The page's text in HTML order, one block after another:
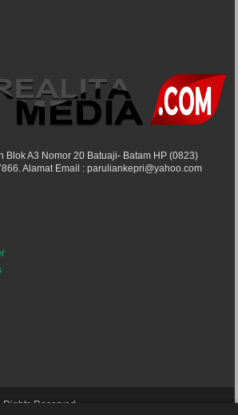
Blok A3 Nomor 20 Batuaji- Batam HP (0823)
Alamat Email : paruliankepri@yahoo.com
Reserved.